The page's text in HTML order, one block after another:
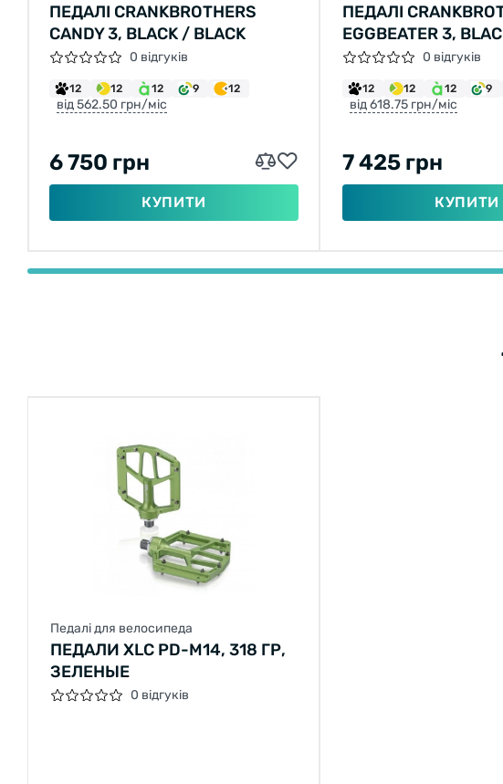
ПЕДАЛІ CRANKBROTHERS
CANDY 3, BLACK / BLACK
0 відгуків
12 12 12 9 12
від 562.50 грн/міс
6 750 грн
КУПИТИ
ПЕДАЛІ
EGGBEATER 3,
0 відгуків
12 12 12 9
від 618.75 грн/міс
7 425 грн
КУПИТИ
Педалі для велосипеда
ПЕДАЛИ XLC PD-M14, 318 ГР,
ЗЕЛЕНЫЕ
0 відгуків